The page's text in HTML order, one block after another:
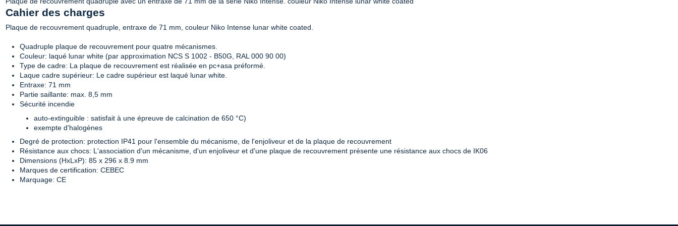
Cahier des charges
Plaque de recouvrement quadruple, entraxe de 71 mm, couleur Niko Intense lunar white coated.
Quadruple plaque de recouvrement pour quatre mécanismes.
Couleur: laqué lunar white (par approximation NCS S 1002 - B50G, RAL 000 90 00)
Type de cadre: La plaque de recouvrement est réalisée en pc+asa préformé.
Laque cadre supérieur: Le cadre supérieur est laqué lunar white.
Entraxe: 71 mm
Partie saillante: max. 8,5 mm
Sécurité incendie
auto-extinguible : satisfait à une épreuve de calcination de 650 °C)
exempte d'halogènes
Degré de protection: protection IP41 pour l'ensemble du mécanisme, de l'enjoliveur et de la plaque de recouvrement
Résistance aux chocs: L'association d'un mécanisme, d'un enjoliveur et d'une plaque de recouvrement présente une résistance aux chocs de IK06
Dimensions (HxLxP): 85 x 296 x 8.9 mm
Marques de certification: CEBEC
Marquage: CE